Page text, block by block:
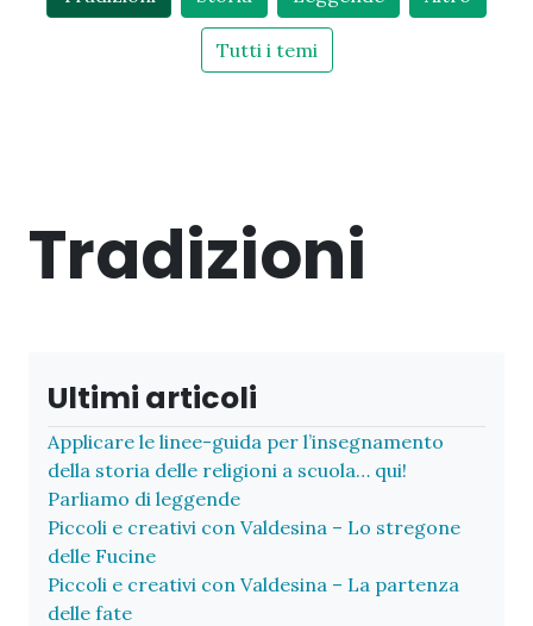
Tutti i temi
Tradizioni
Ultimi articoli
Applicare le linee-guida per l’insegnamento
della storia delle religioni a scuola… qui!
Parliamo di leggende
Piccoli e creativi con Valdesina – Lo stregone
delle Fucine
Piccoli e creativi con Valdesina – La partenza
delle fate